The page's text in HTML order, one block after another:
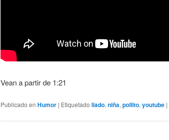
Vean a partir de 1:21
Publicado en Humor | Etiquetado liado, niña, pollito, youtube |